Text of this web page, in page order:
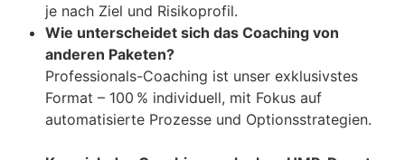
je nach Ziel und Risikoprofil.
Wie unterscheidet sich das Coaching von
anderen Paketen?
Professionals-Coaching ist unser exklusivstes
Format – 100 % individuell, mit Fokus auf
automatisierte Prozesse und Optionsstrategien.